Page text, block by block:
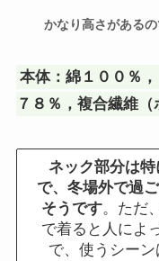
かなり高さがある
本体：綿１００％
７８％，複合繊維
ネック部分は
で、冬場外で過
そうです。ただ
で着ると人によ
で、使うシー